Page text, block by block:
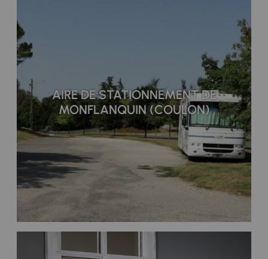
AIRE DE STATIONNEMENT DE
MONFLANQUIN (COULON)